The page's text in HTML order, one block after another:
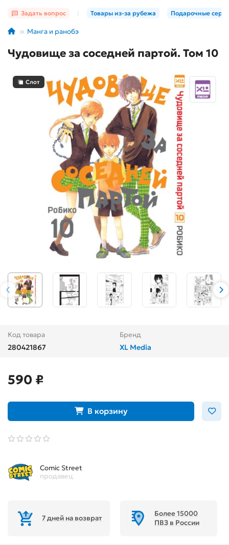
Задать вопрос Товары из-за рубежа Подарочные
Манга и ранобэ
Чудовище за соседней партой. Том 10
Слот
Код товара
280421867
Бренд
XL Media
590 ₽
В корзину
Comic Street
продавец
7 дней на возврат
Более 15000
ПВЗ в России